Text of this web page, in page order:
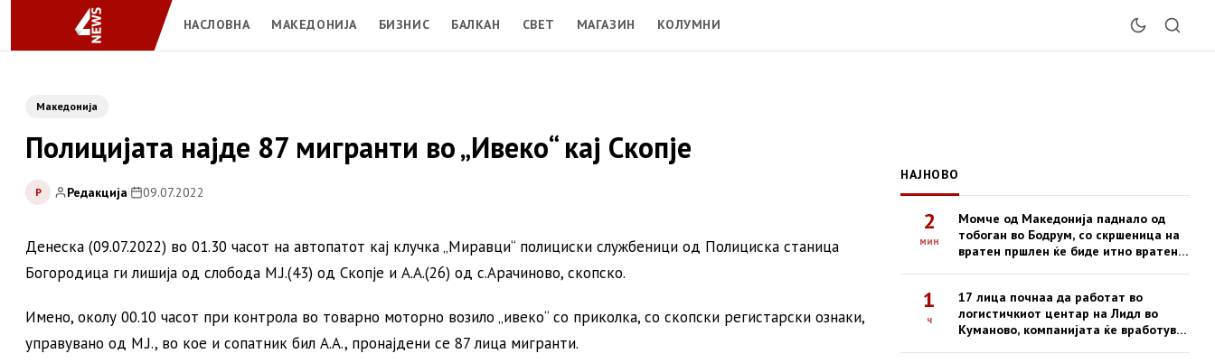
НАСЛОВНА МАКЕДОНИЈА БИЗНИС БАЛКАН СВЕТ МАГАЗИН КОЛУМНИ
Македонија
Полицијата најде 87 мигранти во „Ивеко“ кај Скопје
Р Редакција| 09.07.2022
Денеска (09.07.2022) во 01.30 часот на автопатот кај клучка „Миравци“ полициски службеници од Полициска станица
Богородица ги лишија од слобода М.Ј.(43) од Скопје и А.А.(26) од с.Арачиново, скопско.
Имено, околу 00.10 часот при контрола во товарно моторно возило „ивеко“ со приколка, со скопски регистарски ознаки,
управувано од М.Ј., во кое и сопатник бил А.А., пронајдени се 87 лица мигранти.
НАЈНОВО
2
мин
Момче од Македонија паднало од
тобоган во Бодрум, со скршеница на
вратен пршлен ќе биде итно вратено
1
ч
17 лица почнаа да работат во
логистичкиот центар на Лидл во
Куманово, компанијата ќе вработува